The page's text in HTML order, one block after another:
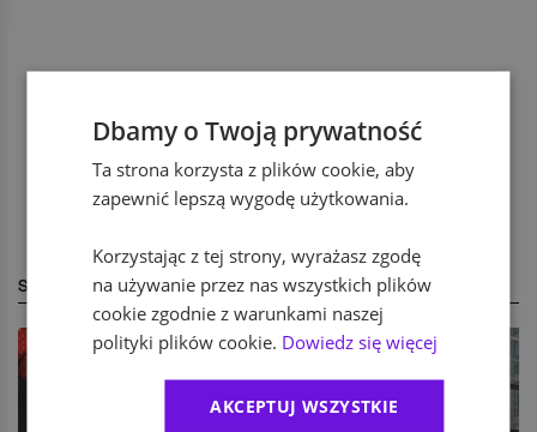
STREFA EKSPERTA
Dbamy o Twoją prywatność
Ta strona korzysta z plików cookie, aby
zapewnić lepszą wygodę użytkowania.
Korzystając z tej strony, wyrażasz zgodę
na używanie przez nas wszystkich plików
cookie zgodnie z warunkami naszej
polityki plików cookie. Dowiedz się więcej
AKCEPTUJ WSZYSTKIE